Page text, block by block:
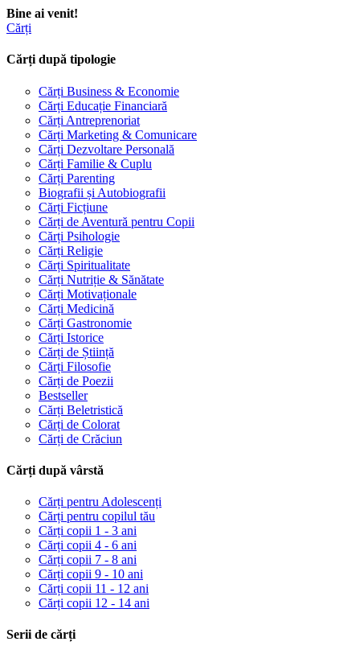
Bine ai venit!
Cărți
Cărți după tipologie
Cărți Business & Economie
Cărți Educație Financiară
Cărți Antreprenoriat
Cărți Marketing & Comunicare
Cărți Dezvoltare Personală
Cărți Familie & Cuplu
Cărți Parenting
Biografii și Autobiografii
Cărți Ficțiune
Cărți de Aventură pentru Copii
Cărți Psihologie
Cărți Religie
Cărți Spiritualitate
Cărți Nutriție & Sănătate
Cărți Motivaționale
Cărți Medicină
Cărți Gastronomie
Cărți Istorice
Cărți de Știință
Cărți Filosofie
Cărți de Poezii
Bestseller
Cărți Beletristică
Cărți de Colorat
Cărți de Crăciun
Cărți după vârstă
Cărți pentru Adolescenți
Cărți pentru copilul tău
Cărți copii 1 - 3 ani
Cărți copii 4 - 6 ani
Cărți copii 7 - 8 ani
Cărți copii 9 - 10 ani
Cărți copii 11 - 12 ani
Cărți copii 12 - 14 ani
Serii de cărți